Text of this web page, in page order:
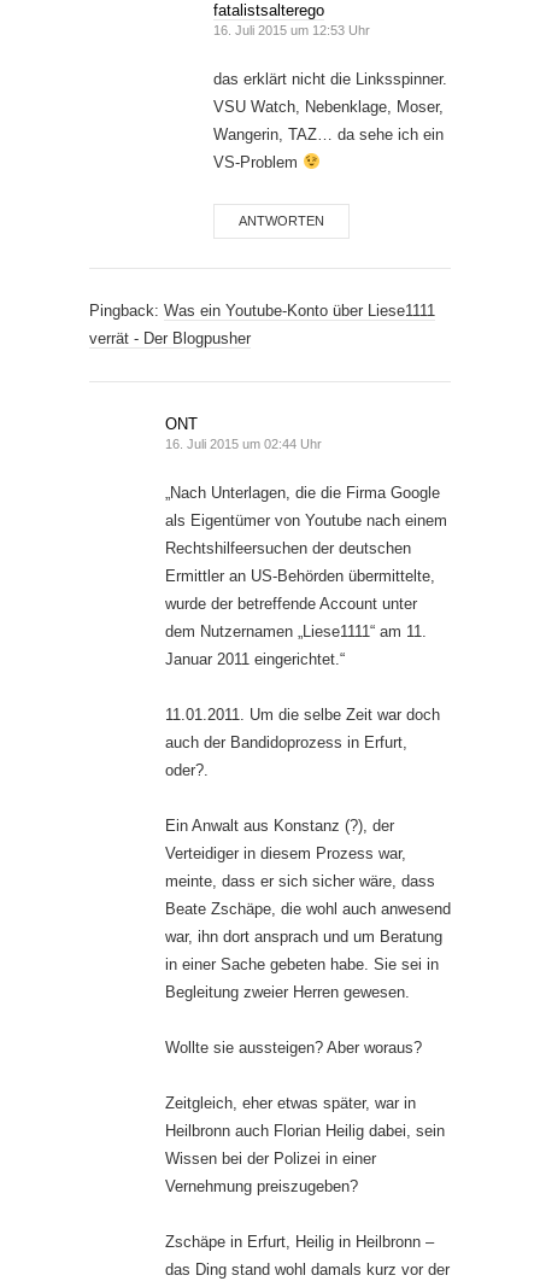
fatalistsalterego
16. Juli 2015 um 12:53 Uhr
das erklärt nicht die Linksspinner.
VSU Watch, Nebenklage, Moser,
Wangerin, TAZ… da sehe ich ein
VS-Problem
ANTWORTEN
Pingback: Was ein Youtube-Konto über Liese1111
verrät - Der Blogpusher
ONT
16. Juli 2015 um 02:44 Uhr
„Nach Unterlagen, die die Firma Google
als Eigentümer von Youtube nach einem
Rechtshilfeersuchen der deutschen
Ermittler an US-Behörden übermittelte,
wurde der betreffende Account unter
dem Nutzernamen „Liese1111“ am 11.
Januar 2011 eingerichtet.“
11.01.2011. Um die selbe Zeit war doch
auch der Bandidoprozess in Erfurt,
oder?.
Ein Anwalt aus Konstanz (?), der
Verteidiger in diesem Prozess war,
meinte, dass er sich sicher wäre, dass
Beate Zschäpe, die wohl auch anwesend
war, ihn dort ansprach und um Beratung
in einer Sache gebeten habe. Sie sei in
Begleitung zweier Herren gewesen.
Wollte sie aussteigen? Aber woraus?
Zeitgleich, eher etwas später, war in
Heilbronn auch Florian Heilig dabei, sein
Wissen bei der Polizei in einer
Vernehmung preiszugeben?
Zschäpe in Erfurt, Heilig in Heilbronn –
das Ding stand wohl damals kurz vor der